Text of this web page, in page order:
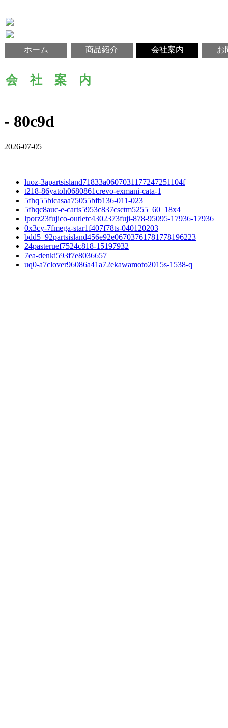
ホーム 商品紹介 会社案内 お
会 社 案 内
- 80c9d
2026-07-05
luoz-3apartsisland71833a0607031177247251104f
t218-86yatoh0680861crevo-exmani-cata-1
5fhq55bicasaa75055bfb136-011-023
5fhqc8auc-e-carts5953c837csctm5255_60_18x4
lporz23fujico-outletc4302373fuji-878-95095-17936-17936
0x3cy-7fmega-star1f407f78ts-040120203
bdd5_92partsisland456e92e06703761781778196223
24pasteruef7524c818-15197932
7ea-denki593f7e8036657
uq0-a7clover96086a41a72ekawamoto2015s-1538-q